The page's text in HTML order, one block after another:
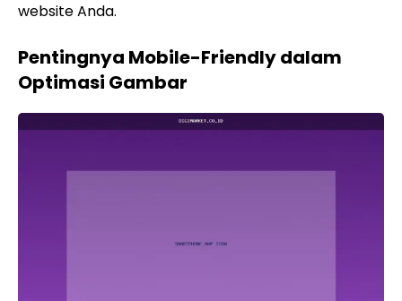
website Anda.
Pentingnya Mobile-Friendly dalam
Optimasi Gambar